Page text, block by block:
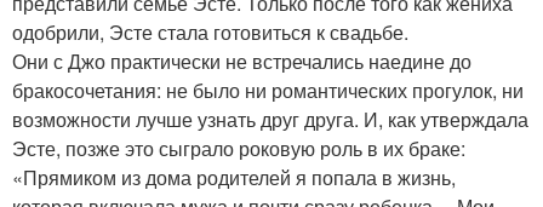
одобрили, Эсте стала готовиться к свадьбе.
Они с Джо практически не встречались наедине до
бракосочетания: не было ни романтических прогулок, ни
возможности лучше узнать друг друга. И, как утверждала
Эсте, позже это сыграло роковую роль в их браке:
«Прямиком из дома родителей я попала в жизнь,